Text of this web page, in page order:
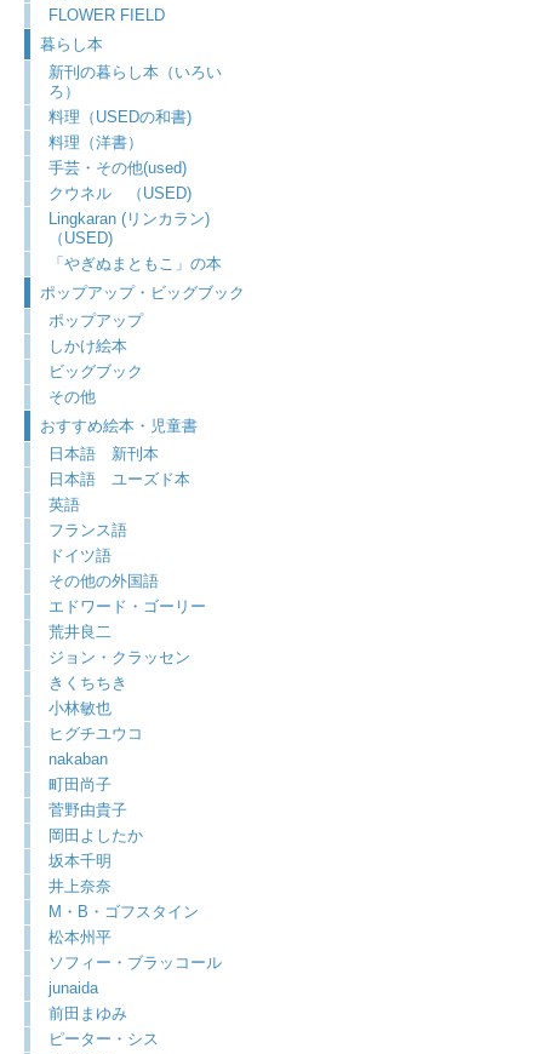
FLOWER FIELD
暮らし本
新刊の暮らし本（いろい
ろ）
料理（USEDの和書)
料理（洋書）
手芸・その他(used)
クウネル （USED)
Lingkaran (リンカラン)
（USED)
「やぎぬまともこ」の本
ポップアップ・ビッグブック
ポップアップ
しかけ絵本
ビッグブック
その他
おすすめ絵本・児童書
日本語 新刊本
日本語 ユーズド本
英語
フランス語
ドイツ語
その他の外国語
エドワード・ゴーリー
荒井良二
ジョン・クラッセン
きくちちき
小林敏也
ヒグチユウコ
nakaban
町田尚子
菅野由貴子
岡田よしたか
坂本千明
井上奈奈
M・B・ゴフスタイン
松本州平
ソフィー・ブラッコール
junaida
前田まゆみ
ピーター・シス